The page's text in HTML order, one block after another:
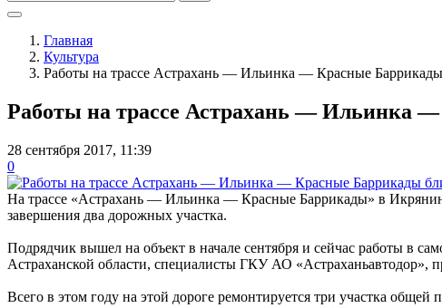
Главная
Культура
Работы на трассе Астрахань — Ильинка — Красные
Работы на трассе Астрахань — Ильинка
28 сентября 2017, 11:39
0
На трассе «Астрахань — Ильинка — Красные Баррикады» в
завершения два дорожных участка.
Подрядчик вышел на объект в начале сентября и сейчас работы в
Астраханской области, специалисты ГКУ АО «Астраханьавтодор»,
Всего в этом году на этой дороге ремонтируется три участка